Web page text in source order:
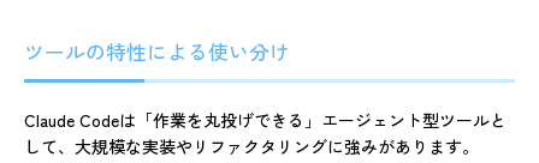
ツールの特性による使い分け
Claude Codeは「作業を丸投げできる」エージェント型ツールと
して、大規模な実装やリファクタリングに強みがあります。